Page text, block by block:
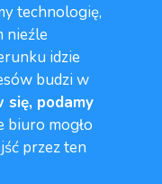
technologię,
nieźle
idzie
budzi w
się, podamy
biuro mogło
przez ten